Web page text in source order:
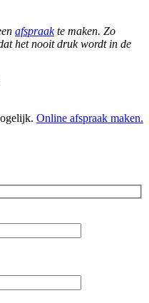
afspraakte maken. Zo
het nooit druk wordt in de
Online afspraak maken.